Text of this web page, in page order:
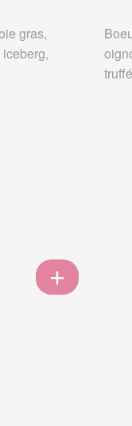
gras,